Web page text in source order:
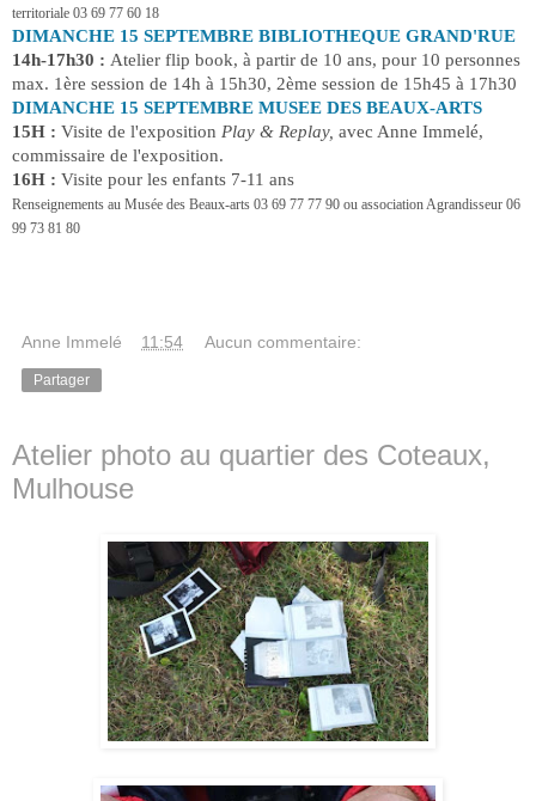
territoriale 03 69 77 60 18
DIMANCHE 15 SEPTEMBRE BIBLIOTHEQUE GRAND'RUE
14h-17h30 : Atelier flip book, à partir de 10 ans, pour 10 personnes
max. 1ère session de 14h à 15h30, 2ème session de 15h45 à 17h30
DIMANCHE 15 SEPTEMBRE MUSEE DES BEAUX-ARTS
15H : Visite de l'exposition Play & Replay, avec Anne Immelé,
commissaire de l'exposition.
16H : Visite pour les enfants 7-11 ans
Renseignements au Musée des Beaux-arts 03 69 77 77 90 ou association Agrandisseur 06
99 73 81 80
Anne Immelé 11:54 Aucun commentaire:
Partager
Atelier photo au quartier des Coteaux,
Mulhouse